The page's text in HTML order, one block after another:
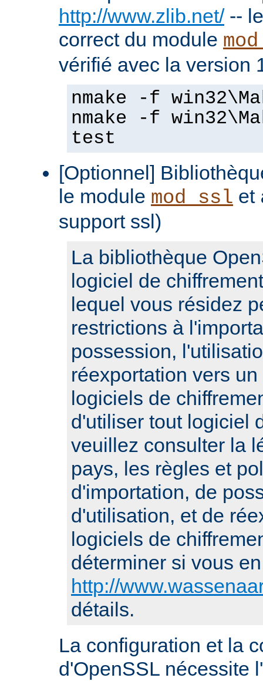
http://www.zlib.net/--
correct du module
vérifié avec la version
nmake -f
nmake -f
test
[Optionnel]
le module mod_ssl et
support ssl)
La bibliothèque
logiciel de
lequel vous résidez
restrictions à
possession,
réexportation vers
logiciels de
d'utiliser tout logiciel
veuillez consulter la
pays, les règles et
d'importation, de
d'utilisation, et de
logiciels de
déterminer si vous
http://
détails.
La configuration et la
d'OpenSSL nécessite